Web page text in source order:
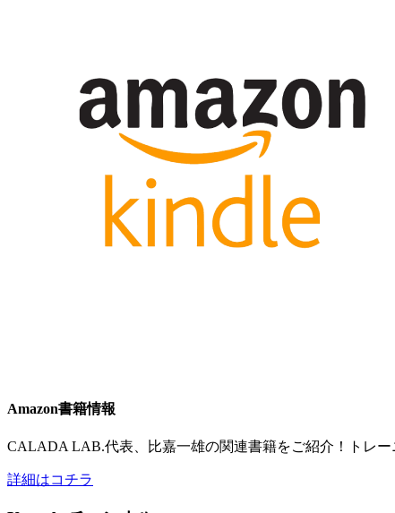
Amazon書籍情報
CALADA LAB.代表、比嘉一雄の関連書籍をご紹介！トレ
詳細はコチラ